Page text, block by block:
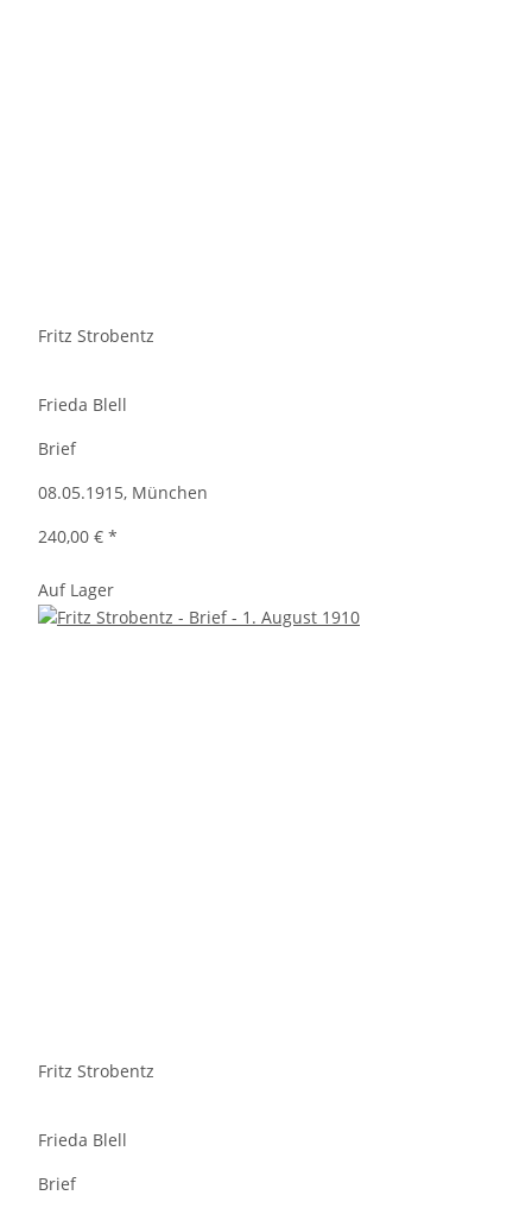
Fritz Strobentz
Frieda Blell
Brief
08.05.1915, München
240,00 € *
Auf Lager
Fritz Strobentz
Frieda Blell
Brief